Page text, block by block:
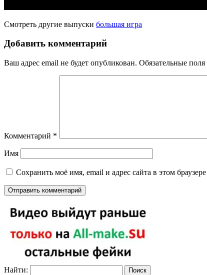
Смотреть другие выпуски большая игра
Добавить комментарий
Ваш адрес email не будет опубликован. Обязательные
Комментарий *
Имя
Сохранить моё имя, email и адрес сайта в этом
Найти: